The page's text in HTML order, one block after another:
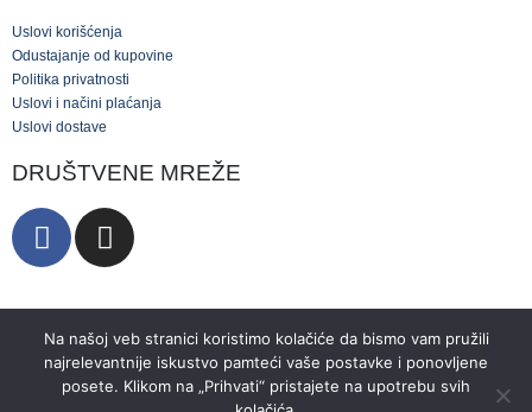
Uslovi korišćenja
Odustajanje od kupovine
Politika privatnosti
Uslovi i načini plaćanja
Uslovi dostave
DRUŠTVENE MREŽE
© EL-CO 2025. Sva prava zadržana.
Na našoj veb stranici koristimo kolačiće da bismo vam pružili
najrelevantnije iskustvo pamteći vaše postavke i ponovljene
posete. Klikom na „Prihvati“ pristajete na upotrebu svih